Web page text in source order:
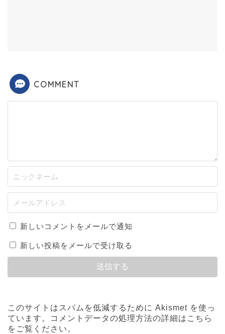
COMMENT
新しいコメントをメールで通知
新しい投稿をメールで受け取る
このサイトはスパムを低減するために Akismet を使っ
ています。
コメントデータの処理方法の詳細はこちら
をご覧ください。